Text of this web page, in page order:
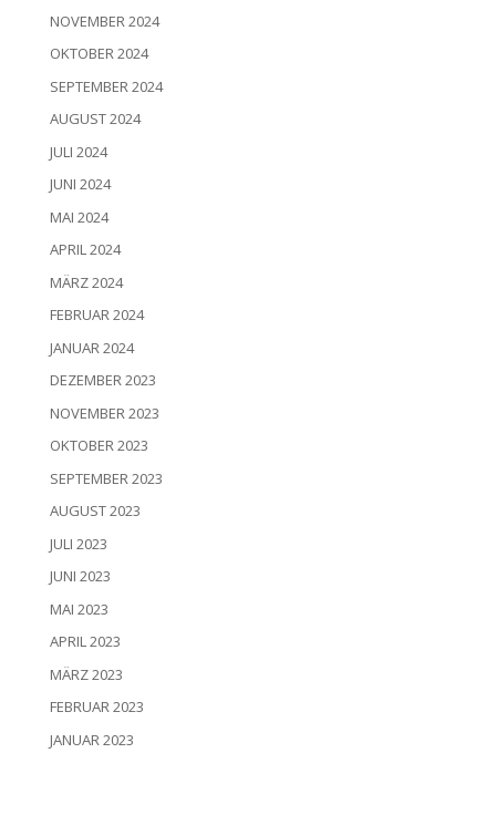
NOVEMBER 2024
OKTOBER 2024
SEPTEMBER 2024
AUGUST 2024
JULI 2024
JUNI 2024
MAI 2024
APRIL 2024
MÄRZ 2024
FEBRUAR 2024
JANUAR 2024
DEZEMBER 2023
NOVEMBER 2023
OKTOBER 2023
SEPTEMBER 2023
AUGUST 2023
JULI 2023
JUNI 2023
MAI 2023
APRIL 2023
MÄRZ 2023
FEBRUAR 2023
JANUAR 2023